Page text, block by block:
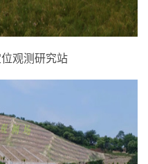
观测研究站